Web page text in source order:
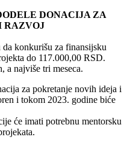
DONACIJA ZA
RAZVOJ
konkurišu za finansijsku
do 117.000,00 RSD.
a najviše tri meseca.
za pokretanje novih ideja i
i tokom 2023. godine biće
će imati potrebnu mentorsku